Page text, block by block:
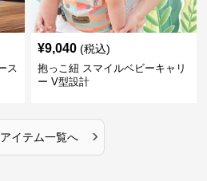
ス
¥9,040 (税込)
抱っこ紐 スマイルベビーキャリ
ー V型設計
イテム一覧へ ›